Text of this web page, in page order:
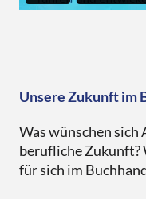
Unsere Zukunft im
Was wünschen
berufliche Zukunft?
für sich im